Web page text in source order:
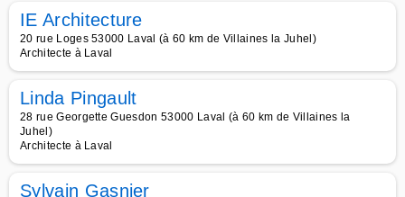
IE Architecture
20 rue Loges 53000 Laval (à 60 km de Villaines la Juhel)
Architecte à Laval
Linda Pingault
28 rue Georgette Guesdon 53000 Laval (à 60 km de Villaines la
Juhel)
Architecte à Laval
Sylvain Gasnier